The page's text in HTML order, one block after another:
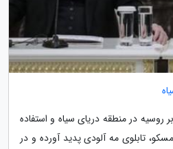
روسیه در منطقه دریای سیاه و استفاده
تابلوی مه آلودی پدید آورده و در